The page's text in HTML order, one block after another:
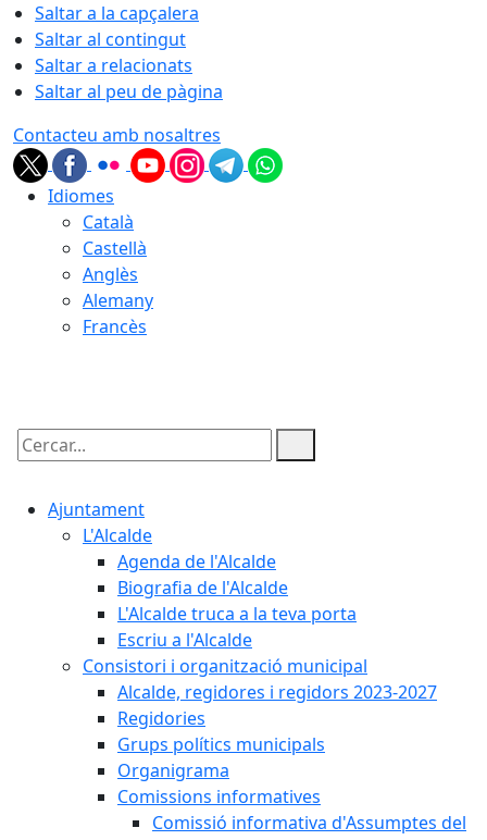
Saltar a la capçalera
Saltar al contingut
Saltar a relacionats
Saltar al peu de pàgina
Contacteu amb nosaltres
Idiomes
Català
Castellà
Anglès
Alemany
Francès
Cercar:
Ajuntament
L'Alcalde
Agenda de l'Alcalde
Biografia de l'Alcalde
L'Alcalde truca a la teva porta
Escriu a l'Alcalde
Consistori i organització municipal
Alcalde, regidores i regidors 2023-2027
Regidories
Grups polítics municipals
Organigrama
Comissions informatives
Comissió informativa d'Assumptes del